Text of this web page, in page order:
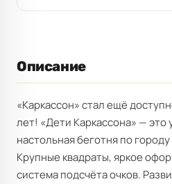
Описание
«Каркассон» стал ещё
лет! «Дети Каркассона» — это
настольная беготня по
Крупные квадраты, яркое
система подсчёта очков.